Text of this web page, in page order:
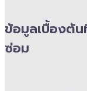
ข้อมูลเบื้องต้น
ซ่อม